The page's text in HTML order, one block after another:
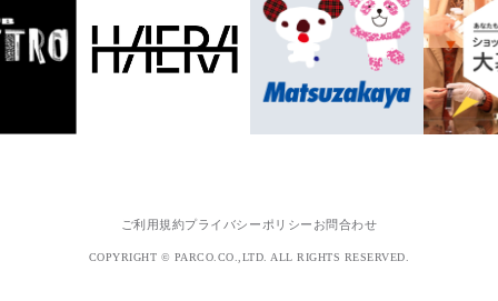
ご利用規約プライバシーポリシー お問合わせ
COPYRIGHT © PARCO.CO.,LTD. ALL RIGHTS RESERVED.